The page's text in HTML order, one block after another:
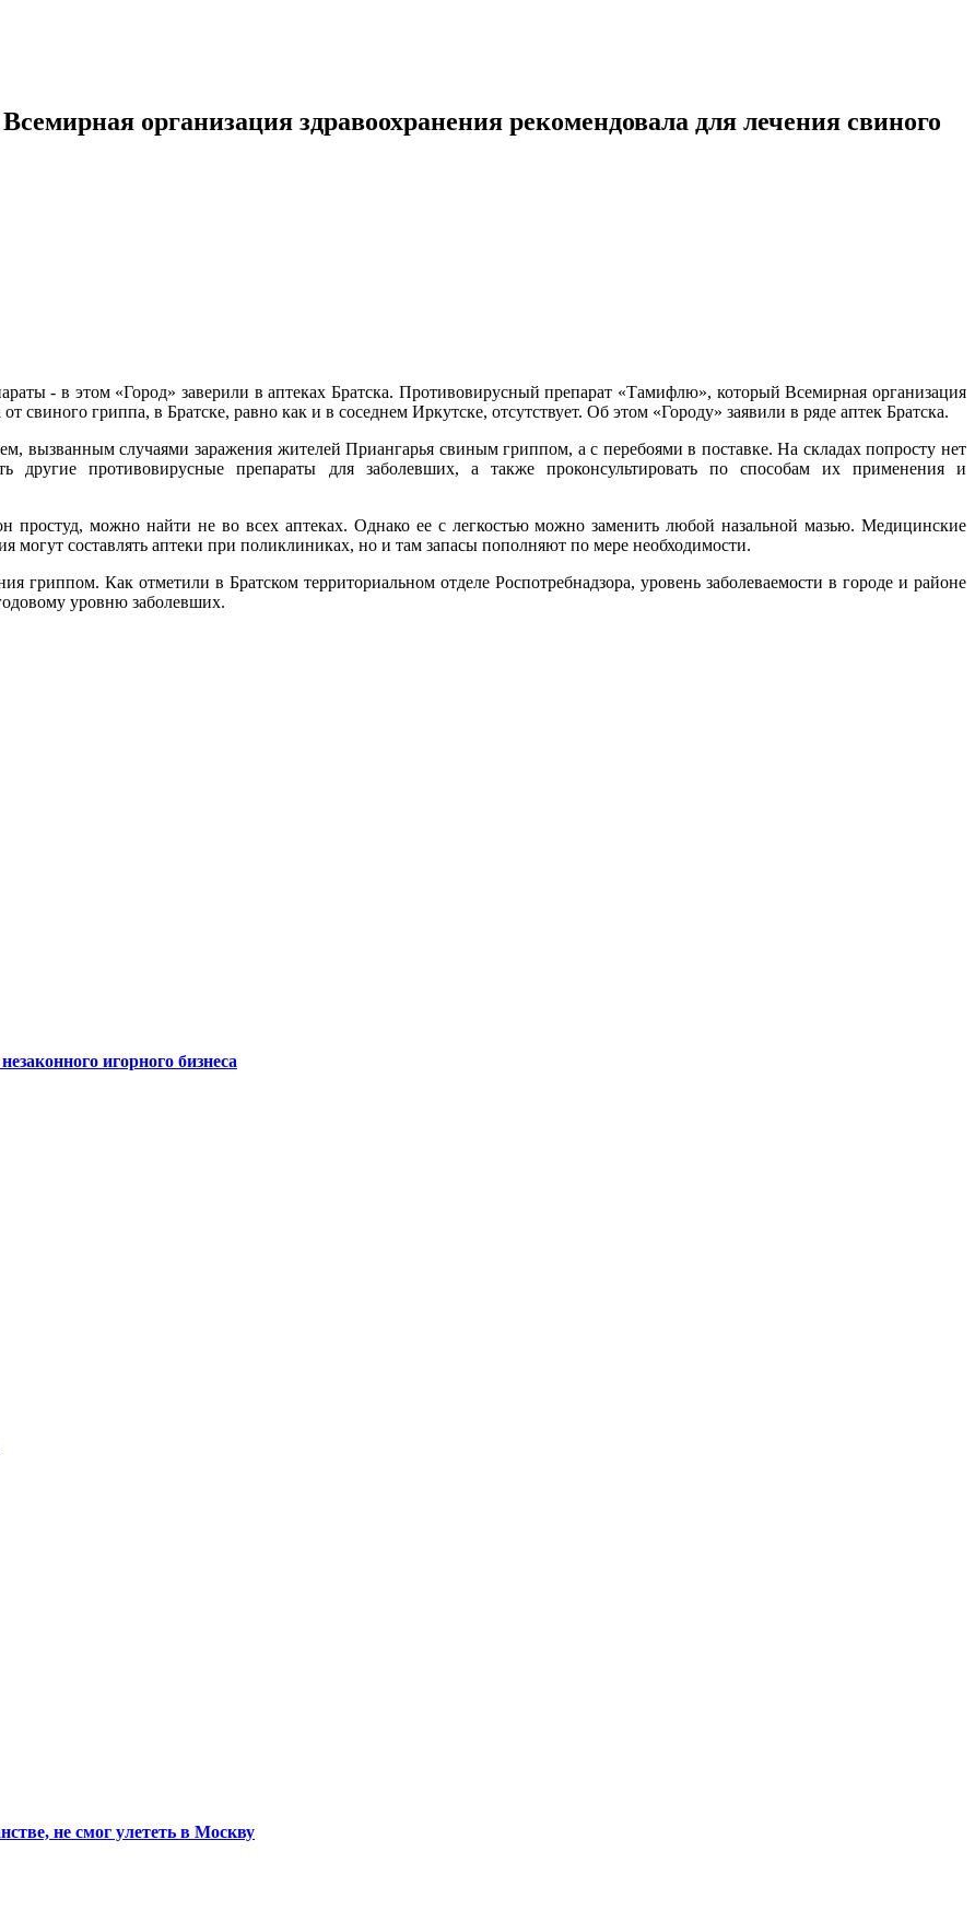
организация здравоохранения рекомендовала для лечения свиного
- в этом «Город» заверили в аптеках Братска. Противовирусный препарат «Тамифлю», который Всемирная организация
свиного гриппа, в Братске, равно как и в соседнем Иркутске, отсутствует. Об этом «Городу» заявили в ряде аптек Братска.
вызванным случаями заражения жителей Приангарья свиным гриппом, а с перебоями в поставке. На складах попросту нет
другие противовирусные препараты для заболевших, а также проконсультировать по способам их применения и
простуд, можно найти не во всех аптеках. Однако ее с легкостью можно заменить любой назальной мазью. Медицинские
могут составлять аптеки при поликлиниках, но и там запасы пополняют по мере необходимости.
гриппом. Как отметили в Братском территориальном отделе Роспотребнадзора, уровень заболеваемости в городе и районе
уровню заболевших.
игорного бизнеса
не смог улететь в Москву